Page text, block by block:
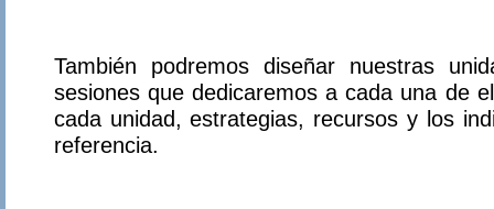
También podremos diseñar nuestras
sesiones que dedicaremos a cada una de
cada unidad, estrategias, recursos y los
referencia.